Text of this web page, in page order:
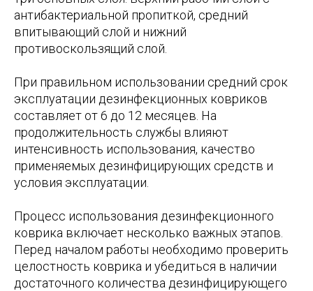
антибактериальной пропиткой, средний
впитывающий слой и нижний
противоскользящий слой.
При правильном использовании средний срок
эксплуатации дезинфекционных ковриков
составляет от 6 до 12 месяцев. На
продолжительность службы влияют
интенсивность использования, качество
применяемых дезинфицирующих средств и
условия эксплуатации.
Процесс использования дезинфекционного
коврика включает несколько важных этапов.
Перед началом работы необходимо проверить
целостность коврика и убедиться в наличии
достаточного количества дезинфицирующего